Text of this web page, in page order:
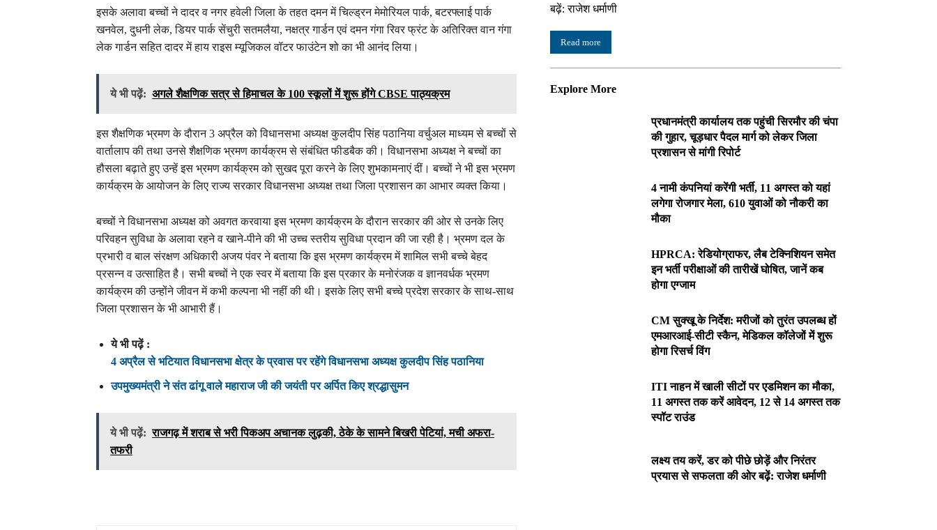
इसके अलावा बच्चों ने दादर व नगर हवेली जिला के तहत दमन में चिल्ड्रन मेमोरियल पार्क, बटरफ्लाई पार्क
खनवेल, दुधनी लेक, डियर पार्क सेंचुरी सतमलैया, नक्षत्र गार्डन एवं दमन गंगा रिवर फ्रंट के अतिरिक्त वान गंगा
लेक गार्डन सहित दादर में हाय राइस म्यूजिकल वॉटर फाउंटेन शो का भी आनंद लिया।
ये भी पढ़ें: अगले शैक्षणिक सत्र से हिमाचल के 100 स्कूलों में शुरू होंगे CBSE पाठ्यक्रम
इस शैक्षणिक भ्रमण के दौरान 3 अप्रैल को विधानसभा अध्यक्ष कुलदीप सिंह पठानिया वर्चुअल माध्यम से बच्चों से
वार्तालाप की तथा उनसे शैक्षणिक भ्रमण कार्यक्रम से संबंधित फीडबैक की। विधानसभा अध्यक्ष ने बच्चों का
हौसला बढ़ाते हुए उन्हें इस भ्रमण कार्यक्रम को सुखद पूरा करने के लिए शुभकामनाएं दीं। बच्चों ने भी इस भ्रमण
कार्यक्रम के आयोजन के लिए राज्य सरकार विधानसभा अध्यक्ष तथा जिला प्रशासन का आभार व्यक्त किया।
बच्चों ने विधानसभा अध्यक्ष को अवगत करवाया इस भ्रमण कार्यक्रम के दौरान सरकार की ओर से उनके लिए
परिवहन सुविधा के अलावा रहने व खाने-पीने की भी उच्च स्तरीय सुविधा प्रदान की जा रही है। भ्रमण दल के
प्रभारी व बाल संरक्षण अधिकारी अजय पंवर ने बताया कि इस भ्रमण कार्यक्रम में शामिल सभी बच्चे बेहद
प्रसन्न व उत्साहित है। सभी बच्चों ने एक स्वर में बताया कि इस प्रकार के मनोरंजक व ज्ञानवर्धक भ्रमण
कार्यक्रम की उन्होंने जीवन में कभी कल्पना भी नहीं की थी। इसके लिए सभी बच्चे प्रदेश सरकार के साथ-साथ
जिला प्रशासन के भी आभारी हैं।
ये भी पढ़ें :
4 अप्रैल से भटियात विधानसभा क्षेत्र के प्रवास पर रहेंगे विधानसभा अध्यक्ष कुलदीप सिंह पठानिया
उपमुख्यमंत्री ने संत ढांगू वाले महाराज जी की जयंती पर अर्पित किए श्रद्धासुमन
ये भी पढ़ें: राजगढ़ में शराब से भरी पिकअप अचानक लुढ़की, ठेके के सामने बिखरी पेटियां, मची अफरा-
तफरी
बढ़ें: राजेश धर्माणी
Read more
Explore More
प्रधानमंत्री कार्यालय तक पहुंची सिरमौर की चंपा
की गुहार, चूड़धार पैदल मार्ग को लेकर जिला
प्रशासन से मांगी रिपोर्ट
4 नामी कंपनियां करेंगी भर्ती, 11 अगस्त को यहां
लगेगा रोजगार मेला, 610 युवाओं को नौकरी का
मौका
HPRCA: रेडियोग्राफर, लैब टेक्निशियन समेत
इन भर्ती परीक्षाओं की तारीखें घोषित, जानें कब
होगा एग्जाम
CM सुक्खू के निर्देश: मरीजों को तुरंत उपलब्ध हों
एमआरआई-सीटी स्कैन, मेडिकल कॉलेजों में शुरू
होगा रिसर्च विंग
ITI नाहन में खाली सीटों पर एडमिशन का मौका,
11 अगस्त तक करें आवेदन, 12 से 14 अगस्त तक
स्पॉट राउंड
लक्ष्य तय करें, डर को पीछे छोड़ें और निरंतर
प्रयास से सफलता की ओर बढ़ें: राजेश धर्माणी